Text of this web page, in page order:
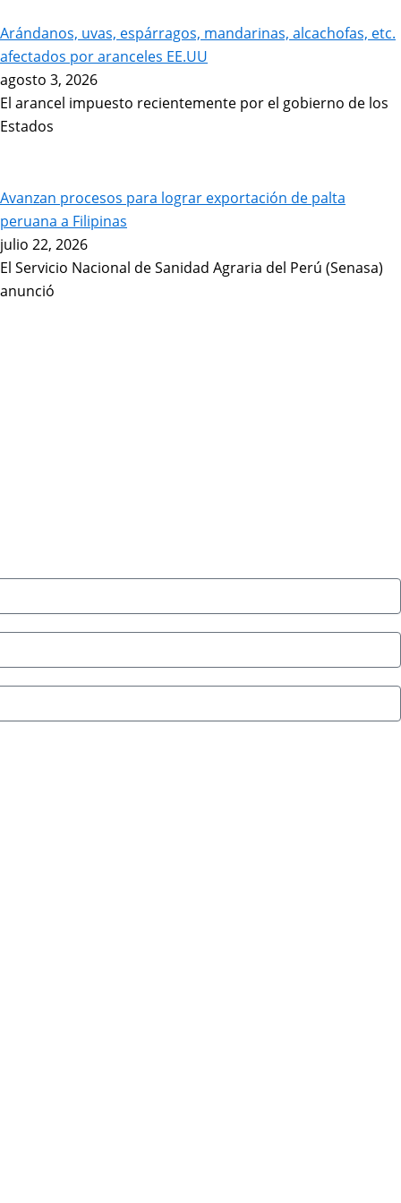
Arándanos, uvas, espárragos, mandarinas, alcachofas, etc.
afectados por aranceles EE.UU
agosto 3, 2026
El arancel impuesto recientemente por el gobierno de los
Estados
Avanzan procesos para lograr exportación de palta
peruana a Filipinas
julio 22, 2026
El Servicio Nacional de Sanidad Agraria del Perú (Senasa)
anunció